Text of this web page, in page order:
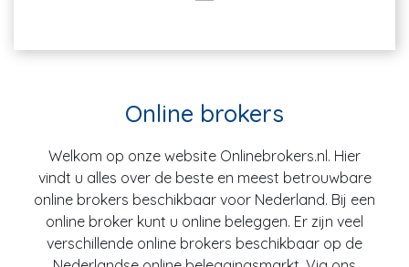
Online brokers
Welkom op onze website Onlinebrokers.nl. Hier
vindt u alles over de beste en meest betrouwbare
online brokers beschikbaar voor Nederland. Bij een
online broker kunt u online beleggen. Er zijn veel
verschillende online brokers beschikbaar op de